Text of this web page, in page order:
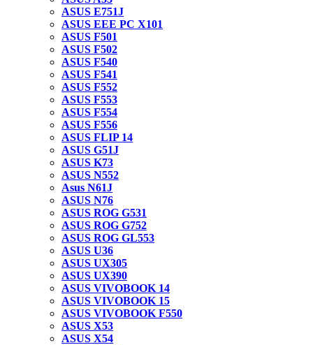
ASUS E751J
ASUS EEE PC X101
ASUS F501
ASUS F502
ASUS F540
ASUS F541
ASUS F552
ASUS F553
ASUS F554
ASUS F556
ASUS FLIP 14
ASUS G51J
ASUS K73
ASUS N552
Asus N61J
ASUS N76
ASUS ROG G531
ASUS ROG G752
ASUS ROG GL553
ASUS U36
ASUS UX305
ASUS UX390
ASUS VIVOBOOK 14
ASUS VIVOBOOK 15
ASUS VIVOBOOK F550
ASUS X53
ASUS X54